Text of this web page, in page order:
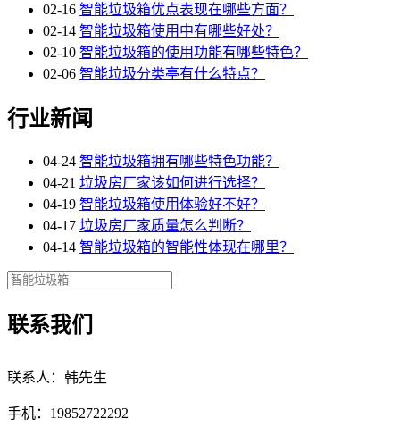
02-16 智能垃圾箱优点表现在哪些方面？
02-14 智能垃圾箱使用中有哪些好处？
02-10 智能垃圾箱的使用功能有哪些特色？
02-06 智能垃圾分类亭有什么特点？
行业新闻
04-24 智能垃圾箱拥有哪些特色功能？
04-21 垃圾房厂家该如何进行选择？
04-19 智能垃圾箱使用体验好不好？
04-17 垃圾房厂家质量怎么判断？
04-14 智能垃圾箱的智能性体现在哪里？
联系我们
联系人：韩先生
手机：19852722292